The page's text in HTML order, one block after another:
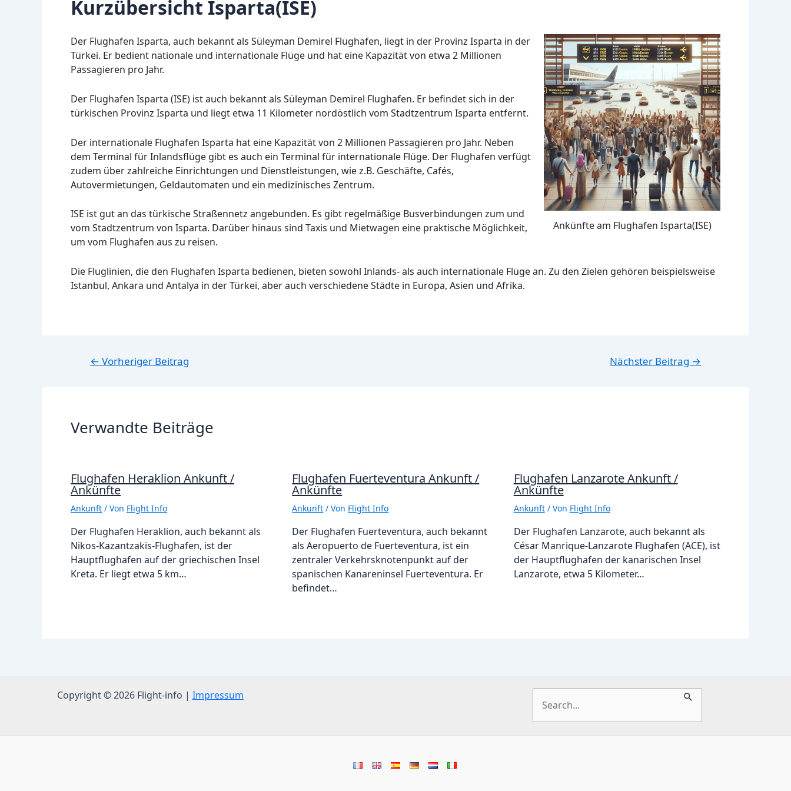
Kurzübersicht Isparta(ISE)
Ankünfte am Flughafen Isparta(ISE)
Der Flughafen Isparta, auch bekannt als Süleyman Demirel Flughafen, liegt in der Provinz Isparta in der
Türkei. Er bedient nationale und internationale Flüge und hat eine Kapazität von etwa 2 Millionen
Passagieren pro Jahr.
Der Flughafen Isparta (ISE) ist auch bekannt als Süleyman Demirel Flughafen. Er befindet sich in der
türkischen Provinz Isparta und liegt etwa 11 Kilometer nordöstlich vom Stadtzentrum Isparta entfernt.
Der internationale Flughafen Isparta hat eine Kapazität von 2 Millionen Passagieren pro Jahr. Neben
dem Terminal für Inlandsflüge gibt es auch ein Terminal für internationale Flüge. Der Flughafen verfügt
zudem über zahlreiche Einrichtungen und Dienstleistungen, wie z.B. Geschäfte, Cafés,
Autovermietungen, Geldautomaten und ein medizinisches Zentrum.
ISE ist gut an das türkische Straßennetz angebunden. Es gibt regelmäßige Busverbindungen zum und
vom Stadtzentrum von Isparta. Darüber hinaus sind Taxis und Mietwagen eine praktische Möglichkeit,
um vom Flughafen aus zu reisen.
Die Fluglinien, die den Flughafen Isparta bedienen, bieten sowohl Inlands- als auch internationale Flüge an. Zu den Zielen gehören beispielsweise
Istanbul, Ankara und Antalya in der Türkei, aber auch verschiedene Städte in Europa, Asien und Afrika.
Beitragsnavigation
← Vorheriger Beitrag Nächster Beitrag →
Verwandte Beiträge
Flughafen Heraklion Ankunft /
Ankünfte
Ankunft / Von Flight Info
Der Flughafen Heraklion, auch bekannt als
Nikos-Kazantzakis-Flughafen, ist der
Hauptflughafen auf der griechischen Insel
Kreta. Er liegt etwa 5 km…
Flughafen Fuerteventura Ankunft /
Ankünfte
Ankunft / Von Flight Info
Der Flughafen Fuerteventura, auch bekannt
als Aeropuerto de Fuerteventura, ist ein
zentraler Verkehrsknotenpunkt auf der
spanischen Kanareninsel Fuerteventura. Er
befindet…
Flughafen Lanzarote Ankunft /
Ankünfte
Ankunft/ Von Flight Info
Der Flughafen Lanzarote, auch bekannt als
César Manrique-Lanzarote Flughafen (ACE), ist
der Hauptflughafen der kanarischen Insel
Lanzarote, etwa 5 Kilometer…
Copyright © 2026 Flight-info | Impressum
nach: